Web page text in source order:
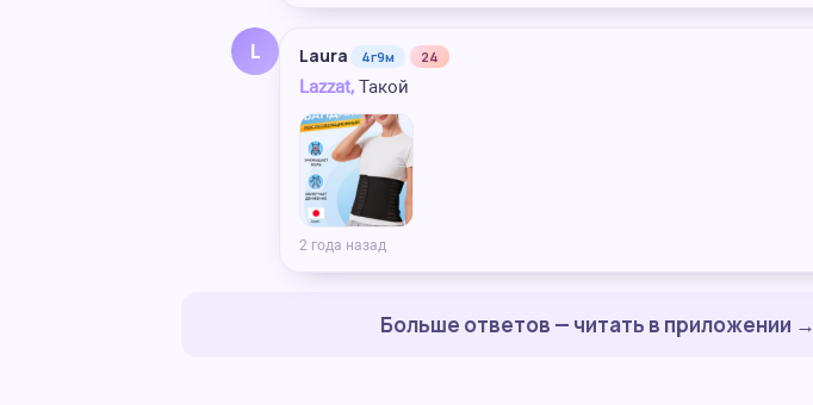
L Laura 4г9м 24
Lazzat, Такой
2 года назад
Больше ответов — читать в приложении →